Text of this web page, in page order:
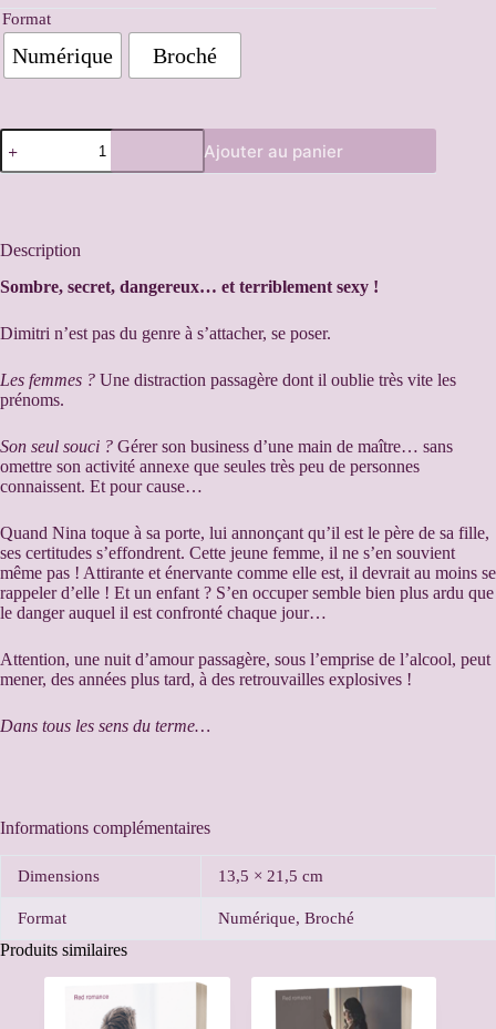
Format
Numérique Broché
Ajouter au panier
e
n
t
i
e
:
Description
Sombre, secret, dangereux… et terriblement sexy !
Dimitri n’est pas du genre à s’attacher, se poser.
Les femmes ? Une distraction passagère dont il oublie très vite les
prénoms.
Son seul souci ? Gérer son business d’une main de maître… sans
omettre son activité annexe que seules très peu de personnes
connaissent. Et pour cause…
Quand Nina toque à sa porte, lui annonçant qu’il est le père de sa fille,
ses certitudes s’effondrent. Cette jeune femme, il ne s’en souvient
même pas ! Attirante et énervante comme elle est, il devrait au moins se
rappeler d’elle ! Et un enfant ? S’en occuper semble bien plus ardu que
le danger auquel il est confronté chaque jour…
Attention, une nuit d’amour passagère, sous l’emprise de l’alcool, peut
mener, des années plus tard, à des retrouvailles explosives !
Dans tous les sens du terme…
Informations complémentaires
Dimensions 13,5 × 21,5 cm
Format Numérique, Broché
Produits similaires